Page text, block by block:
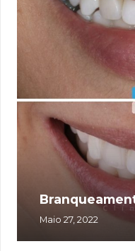
Maio 27, 2022